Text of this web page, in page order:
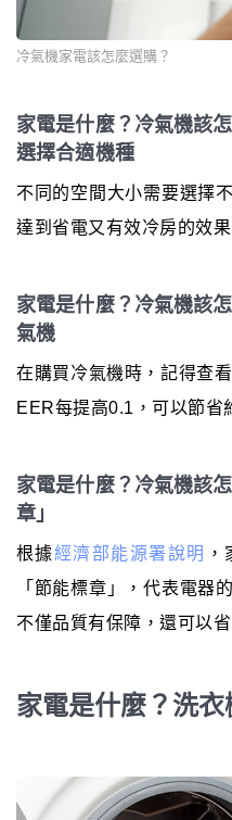
冷氣機家電該怎麼選購？
家電是什麼？冷氣機該
選擇合適機種
不同的空間大小需要選擇
達到省電又有效冷房的效果
家電是什麼？冷氣機該
氣機
在購買冷氣機時，記得查
EER每提高0.1，可以節省
家電是什麼？冷氣機該
章」
根據經濟部能源署說明
「節能標章」，代表電器
不僅品質有保障，還可以
家電是什麼？洗